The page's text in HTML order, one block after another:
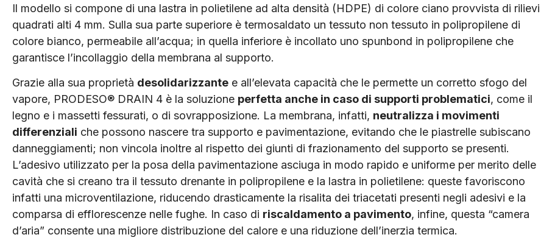
Il modello si compone di una lastra in polietilene ad alta densità (HDPE) di colore ciano provvista di rilievi
quadrati alti 4 mm. Sulla sua parte superiore è termosaldato un tessuto non tessuto in polipropilene di
colore bianco, permeabile all’acqua; in quella inferiore è incollato uno spunbond in polipropilene che
garantisce l’incollaggio della membrana al supporto.
Grazie alla sua proprietà desolidarizzante e all’elevata capacità che le permette un corretto sfogo del
vapore, PRODESO® DRAIN 4 è la soluzione perfetta anche in caso di supporti problematici, come il
legno e i massetti fessurati, o di sovrapposizione. La membrana, infatti, neutralizza i movimenti
differenziali che possono nascere tra supporto e pavimentazione, evitando che le piastrelle subiscano
danneggiamenti; non vincola inoltre al rispetto dei giunti di frazionamento del supporto se presenti.
L’adesivo utilizzato per la posa della pavimentazione asciuga in modo rapido e uniforme per merito delle
cavità che si creano tra il tessuto drenante in polipropilene e la lastra in polietilene: queste favoriscono
infatti una microventilazione, riducendo drasticamente la risalita dei triacetati presenti negli adesivi e la
comparsa di efflorescenze nelle fughe. In caso di riscaldamento a pavimento, infine, questa “camera
d’aria” consente una migliore distribuzione del calore e una riduzione dell’inerzia termica.